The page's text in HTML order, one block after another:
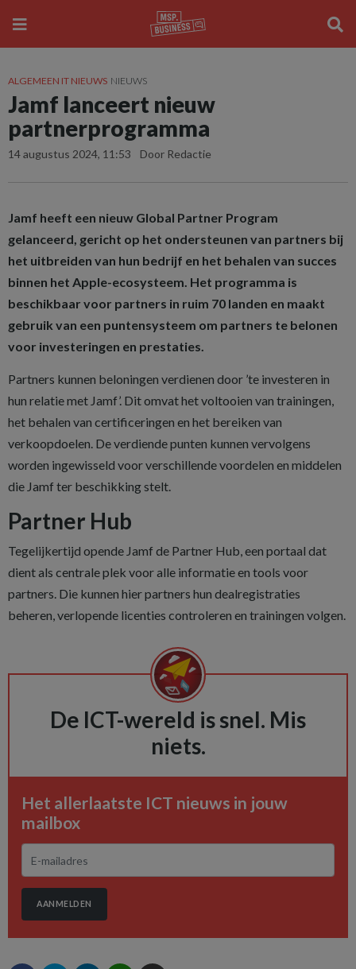
ALGEMEEN IT NIEUWS NIEUWS
Jamf lanceert nieuw
partnerprogramma
14 augustus 2024, 11:53 Door Redactie
Jamf heeft een nieuw Global Partner Program
gelanceerd, gericht op het ondersteunen van partners bij
het uitbreiden van hun bedrijf en het behalen van succes
binnen het Apple-ecosysteem. Het programma is
beschikbaar voor partners in ruim 70 landen en maakt
gebruik van een puntensysteem om partners te belonen
voor investeringen en prestaties.
Partners kunnen beloningen verdienen door ’te investeren in
hun relatie met Jamf’. Dit omvat het voltooien van trainingen,
het behalen van certificeringen en het bereiken van
verkoopdoelen. De verdiende punten kunnen vervolgens
worden ingewisseld voor verschillende voordelen en middelen
die Jamf ter beschikking stelt.
Partner Hub
Tegelijkertijd opende Jamf de Partner Hub, een portaal dat
dient als centrale plek voor alle informatie en tools voor
partners. Die kunnen hier partners hun dealregistraties
beheren, verlopende licenties controleren en trainingen volgen.
De ICT-wereld is snel. Mis
niets.
Het allerlaatste ICT nieuws in jouw
mailbox
AANMELDEN